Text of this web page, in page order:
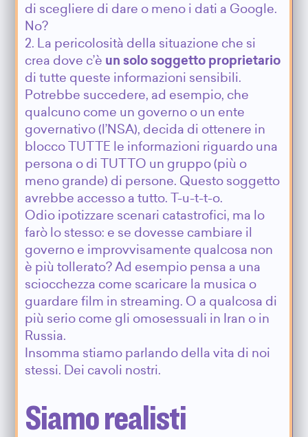
di scegliere di dare o meno i dati a Google.
No?
2. La pericolosità della situazione che si
crea dove c’è un solo soggetto proprietario
di tutte queste informazioni sensibili.
Potrebbe succedere, ad esempio, che
qualcuno come un governo o un ente
governativo (l’NSA), decida di ottenere in
blocco TUTTE le informazioni riguardo una
persona o di TUTTO un gruppo (più o
meno grande) di persone. Questo soggetto
avrebbe accesso a tutto. T-u-t-t-o.
Odio ipotizzare scenari catastrofici, ma lo
farò lo stesso: e se dovesse cambiare il
governo e improvvisamente qualcosa non
è più tollerato? Ad esempio pensa a una
sciocchezza come scaricare la musica o
guardare film in streaming. O a qualcosa di
più serio come gli omosessuali in Iran o in
Russia.
Insomma stiamo parlando della vita di noi
stessi. Dei cavoli nostri.
Siamo realisti